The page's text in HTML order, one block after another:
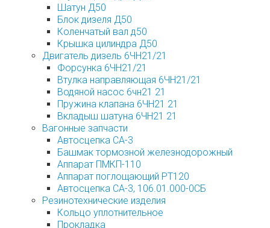
Шатун Д50
Блок дизеля Д50
Коленчатый вал д50
Крышка цилиндра Д50
Двигатель дизель 6ЧН21/21
Форсунка 6ЧН21/21
Втулка направляющая 6ЧН21/21
Водяной насос 6чн21 21
Пружина клапана 6ЧН21 21
Вкладыш шатуна 6ЧН21 21
Вагонные запчасти
Автосцепка СА-3
Башмак тормозной железнодорожный
Аппарат ПМКП-110
Аппарат поглощающий РТ120
Автосцепка СА-3, 106.01.000-0СБ
Резинотехнические изделия
Кольцо уплотнительное
Прокладка